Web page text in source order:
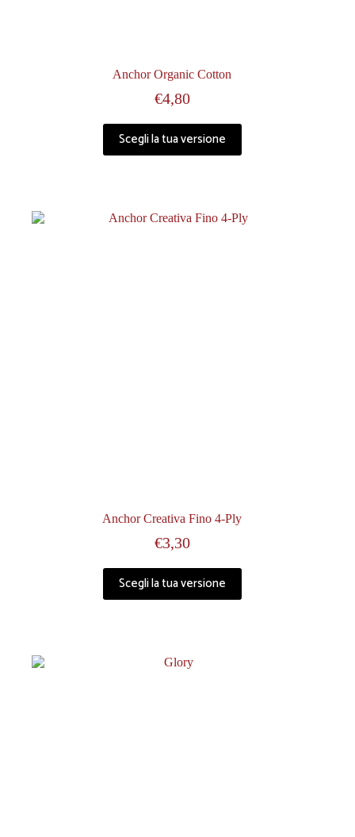
Anchor Organic Cotton
€4,80
Scegli la tua versione
Anchor Creativa Fino 4-Ply
€3,30
Scegli la tua versione